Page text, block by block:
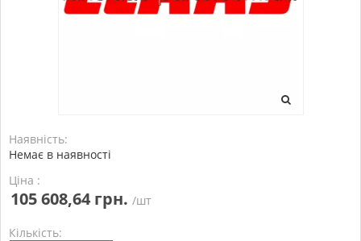
Наявність:
Немає в наявності
Ціна :
105 608,64 грн. /шт
Кількість: